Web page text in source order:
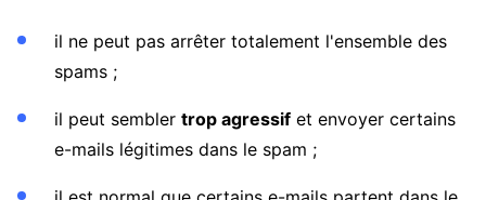
il ne peut pas arrêter totalement l'ensemble des
spams ;
il peut sembler trop agressif et envoyer certains
e-mails légitimes dans le spam ;